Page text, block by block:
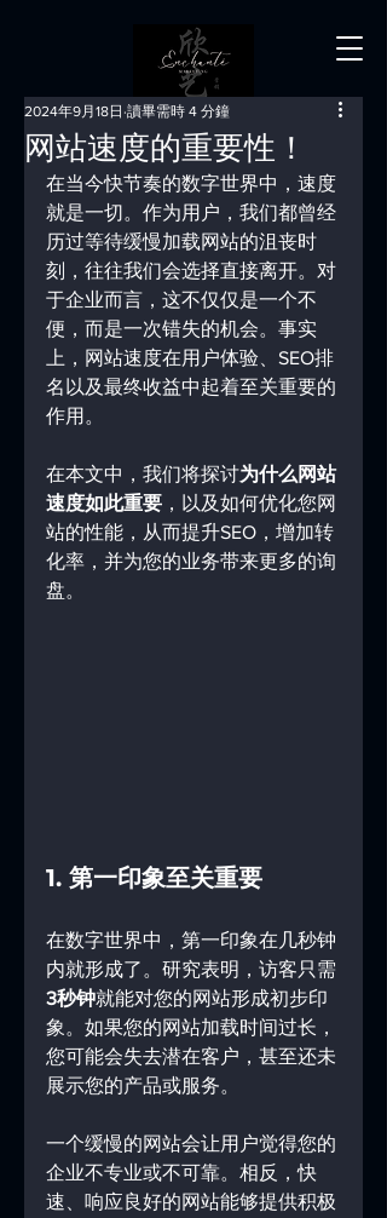
网站速度的重要性！
2024年9月18日 讀畢需時 4 分鐘
在当今快节奏的数字世界中，速度
就是一切。作为用户，我们都曾经
历过等待缓慢加载网站的沮丧时
刻，往往我们会选择直接离开。对
于企业而言，这不仅仅是一个不
便，而是一次错失的机会。事实
上，网站速度在用户体验、SEO排
名以及最终收益中起着至关重要的
作用。
在本文中，我们将探讨为什么网站
速度如此重要 ，以及如何优化您网
站的性能，从而提升SEO，增加转
化率，并为您的业务带来更多的询
盘。
1. 第一印象至关重要
在数字世界中，第一印象在几秒钟
内就形成了。研究表明，访客只需
3秒钟就能对您的网站形成初步印
象。如果您的网站加载时间过长，
您可能会失去潜在客户，甚至还未
展示您的产品或服务。
一个缓慢的网站会让用户觉得您的
企业不专业或不可靠。相反，快
速、响应良好的网站能够提供积极